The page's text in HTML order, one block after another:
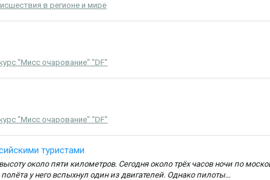
в регионе и мире
"Мисс очарование" "DF"
"Мисс очарование" "DF"
туристами
около пяти километров. Сегодня около трёх часов ночи по
у него вспыхнул один из двигателей. Однако пилоты...